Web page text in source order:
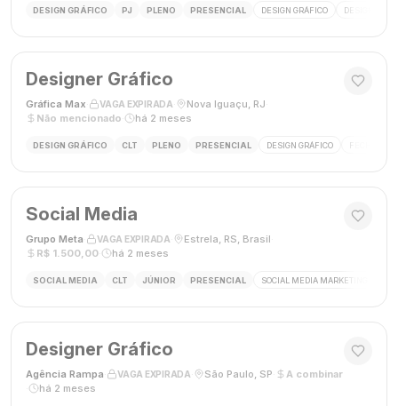
DESIGN GRÁFICO PJ PLENO PRESENCIAL DESIGN GRÁFICO DESIGNER
Designer Gráfico
Gráfica Max VAGA EXPIRADA Nova Iguaçu, RJ
Não mencionado
há 2 meses
DESIGN GRÁFICO CLT PLENO PRESENCIAL DESIGN GRÁFICO
Social Media
Grupo Meta VAGA EXPIRADA Estrela, RS, Brasil
R$ 1.500,00
há 2 meses
SOCIAL MEDIA CLT JÚNIOR PRESENCIAL SOCIAL MEDIA MARKETING
Designer Gráfico
Agência Rampa VAGA EXPIRADA São Paulo, SP
A combinar
há 2 meses